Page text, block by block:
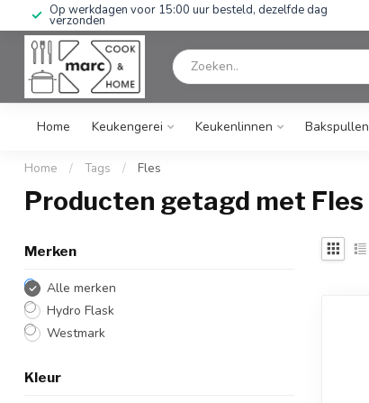
Op werkdagen voor 15:00 uur besteld, dezelfde dag
verzonden
Home Keukengerei Keukenlinnen Bakspullen
Home / Tags / Fles
Producten getagd met Fles
Merken
Alle merken
Hydro Flask
Westmark
Kleur